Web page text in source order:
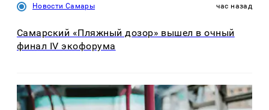
Новости Самары час назад
Самарский «Пляжный дозор» вышел в очный
финал IV экофорума